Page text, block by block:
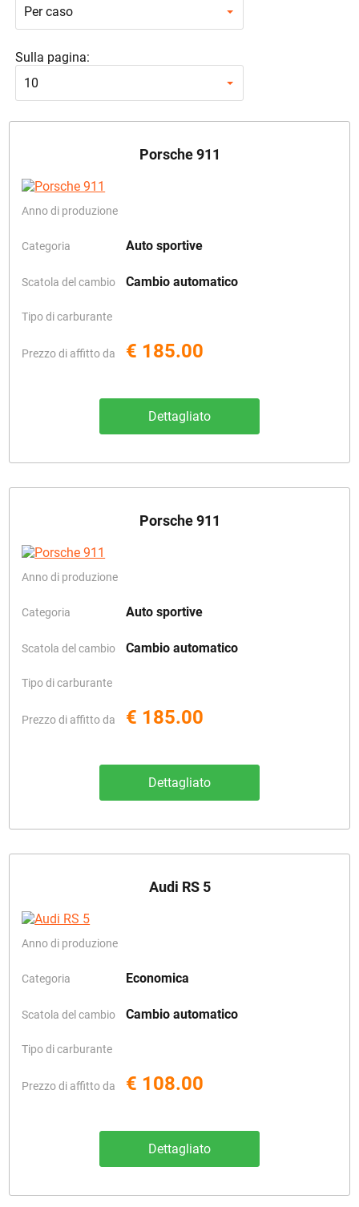
Per caso
Sulla pagina:
10
Porsche 911
Anno di produzione
Categoria Auto sportive
Scatola del cambio Cambio automatico
Tipo di carburante
Prezzo di affitto da € 185.00
Dettagliato
Porsche 911
Anno di produzione
Categoria Auto sportive
Scatola del cambio Cambio automatico
Tipo di carburante
Prezzo di affitto da € 185.00
Dettagliato
Audi RS 5
Anno di produzione
Categoria Economica
Scatola del cambio Cambio automatico
Tipo di carburante
Prezzo di affitto da € 108.00
Dettagliato